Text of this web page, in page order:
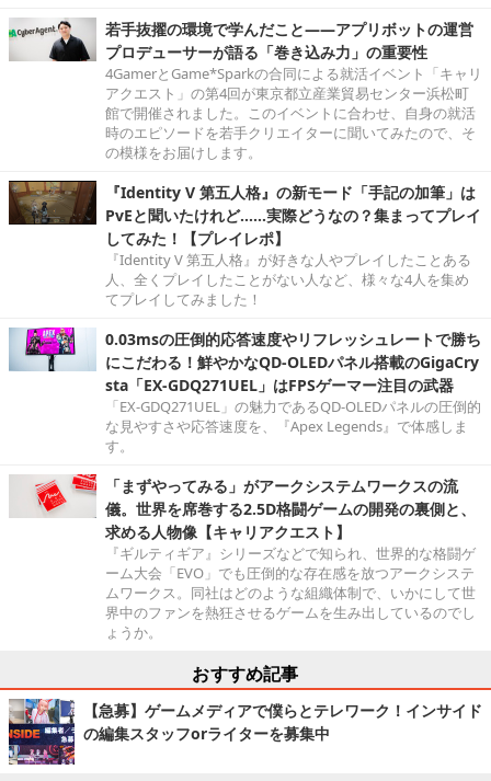
若手抜擢の環境で学んだこと――アプリボットの運営
プロデューサーが語る「巻き込み力」の重要性
4GamerとGame*Sparkの合同による就活イベント「キャリ
アクエスト」の第4回が東京都立産業貿易センター浜松町
館で開催されました。このイベントに合わせ、自身の就活
時のエピソードを若手クリエイターに聞いてみたので、そ
の模様をお届けします。
『Identity V 第五人格』の新モード「手記の加筆」は
PvEと聞いたけれど……実際どうなの？集まってプレイ
してみた！【プレイレポ】
『Identity V 第五人格』が好きな人やプレイしたことある
人、全くプレイしたことがない人など、様々な4人を集め
てプレイしてみました！
0.03msの圧倒的応答速度やリフレッシュレートで勝ち
にこだわる！鮮やかなQD-OLEDパネル搭載のGigaCry
sta「EX-GDQ271UEL」はFPSゲーマー注目の武器
「EX-GDQ271UEL」の魅力であるQD-OLEDパネルの圧倒的
な見やすさや応答速度を、『Apex Legends』で体感しま
す。
「まずやってみる」がアークシステムワークスの流
儀。世界を席巻する2.5D格闘ゲームの開発の裏側と、
求める人物像【キャリアクエスト】
『ギルティギア』シリーズなどで知られ、世界的な格闘ゲ
ーム大会「EVO」でも圧倒的な存在感を放つアークシステ
ムワークス。同社はどのような組織体制で、いかにして世
界中のファンを熱狂させるゲームを生み出しているのでし
ょうか。
おすすめ記事
【急募】ゲームメディアで僕らとテレワーク！インサイド
の編集スタッフorライターを募集中